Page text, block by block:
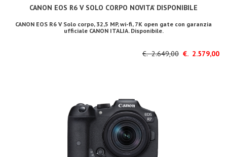
CANON EOS R6 V SOLO CORPO NOVITA' DISPONIBILE
CANON EOS R6 V Solo corpo, 32,5 MP, wi-fi, 7K open gate con garanzia
ufficiale CANON ITALIA. Disponibile.
€. 2.649,00 €. 2.579,00